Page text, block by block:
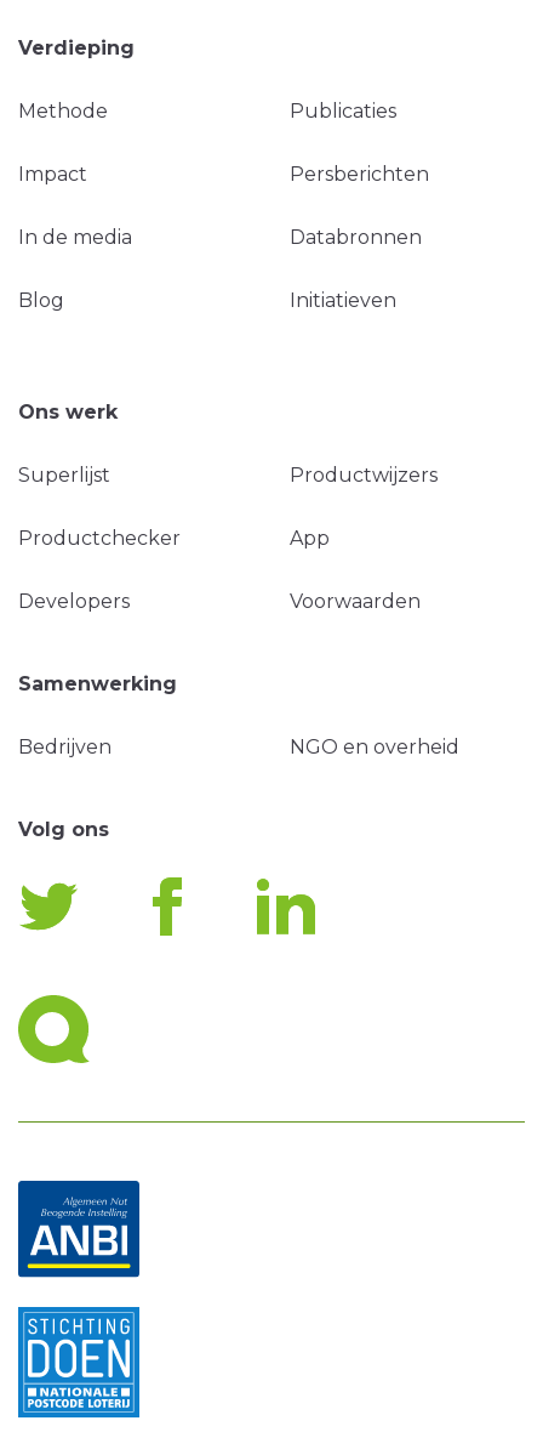
Verdieping
Methode Publicaties
Impact Persberichten
In de media Databronnen
Blog Initiatieven
Ons werk
Superlijst Productwijzers
Productchecker App
Developers Voorwaarden
Samenwerking
Bedrijven NGO en overheid
Volg ons